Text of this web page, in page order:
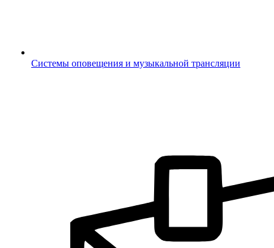
Системы оповещения и музыкальной трансляции